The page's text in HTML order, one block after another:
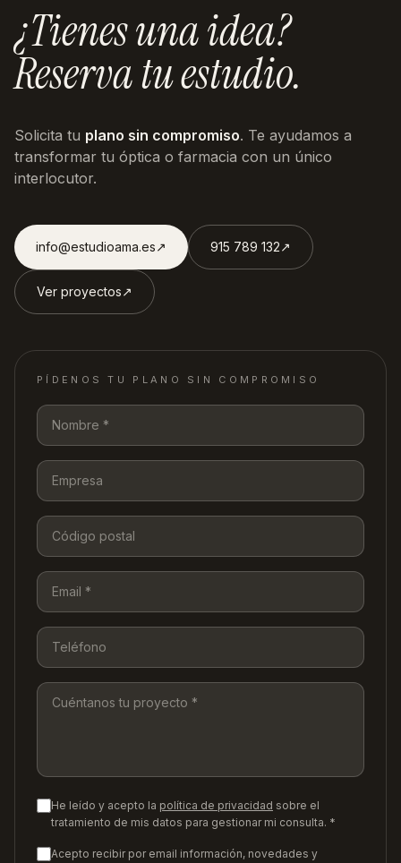
¿Tienes una idea?
Reserva tu estudio.
Solicita tu plano sin compromiso. Te ayudamos a
transformar tu óptica o farmacia con un único
interlocutor.
info@estudioama.es↗︎ 915 789 132↗︎
Ver proyectos↗︎
PÍDENOS TU PLANO SIN COMPROMISO
He leído y acepto la política de privacidad sobre el
tratamiento de mis datos para gestionar mi consulta. *
Acepto recibir por email información, novedades y